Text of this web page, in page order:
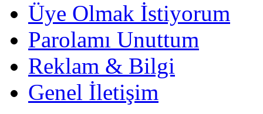
Üye Olmak İstiyorum
Parolamı Unuttum
Reklam & Bilgi
Genel İletişim